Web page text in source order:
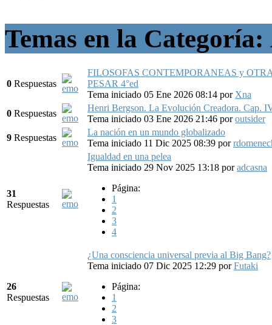
Temas en la
0 Respuestas
FILOSOFAS CONTEMPORANEAS y
PESAR 4°ed
Tema iniciado 05 Ene 2026 08:14 por Xna
0 Respuestas
Henri Bergson. La Evolución Creadora. Cap.
Tema iniciado 03 Ene 2026 21:46 poroutsider
9 Respuestas
La nación en un mundo globalizado
Tema iniciado 11 Dic 2025 08:39 por
31
Respuestas
Igualdad en una pelea
Tema iniciado 29 Nov 2025 13:18 poradcasna
Página:
1
2
3
4
26
Respuestas
¿Una consciencia universal previa al Big Bang?
Tema iniciado 07 Dic 2025 12:29 porFutaki
Página:
1
2
3